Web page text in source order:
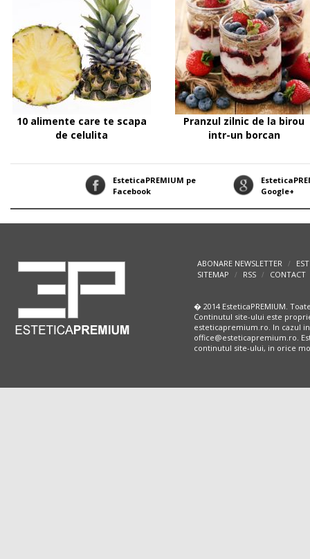
10 alimente care te scapa
de celulita
Pranzul zilnic de la birou
intr-un borcan
EsteticaPREMIUM pe
Facebook
Google+
ABONARE NEWSLETTER /
SITEMAP
/ RSS / CONTACT
� 2014 EsteticaPREMIUM.
Continutul site-ului este
esteticapremium.ro. In cazul
office@esteticapremium.ro.
continutul site-ului, in orice